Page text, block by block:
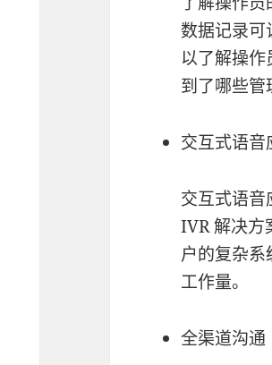
数据记录
以了解操
到了哪些管
交互式语音
交互式语音
IVR 解决方
户的复杂
工作量。
全渠道沟通